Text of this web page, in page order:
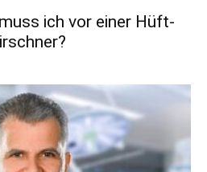
ich vor einer Hüft-